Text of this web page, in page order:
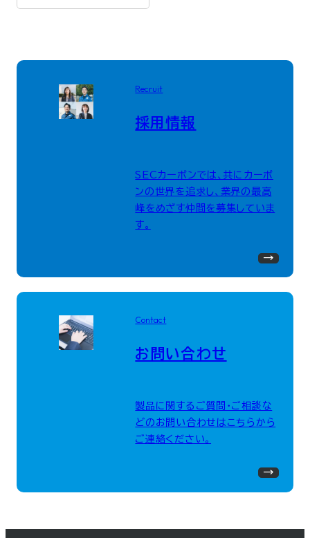
Recruit
採用情報
SECカーボンでは、共にカーボ
ンの世界を追求し、業界の最高
峰をめざす仲間を募集していま
す。
Contact
お問い合わせ
製品に関するご質問・ご相談な
どのお問い合わせはこちらから
ご連絡ください。